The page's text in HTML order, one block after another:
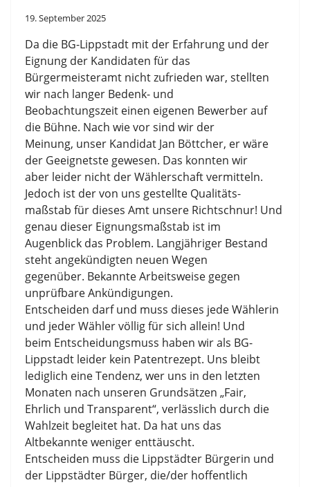
19. September 2025
Da die BG-Lippstadt mit der Erfahrung und der
Eignung der Kandidaten für das
Bürgermeisteramt nicht zufrieden war, stellten
wir nach langer Bedenk- und
Beobachtungszeit einen eigenen Bewerber auf
die Bühne. Nach wie vor sind wir der
Meinung, unser Kandidat Jan Böttcher, er wäre
der Geeignetste gewesen. Das konnten wir
aber leider nicht der Wählerschaft vermitteln.
Jedoch ist der von uns gestellte Qualitäts-
maßstab für dieses Amt unsere Richtschnur! Und
genau dieser Eignungsmaßstab ist im
Augenblick das Problem. Langjähriger Bestand
steht angekündigten neuen Wegen
gegenüber. Bekannte Arbeitsweise gegen
unprüfbare Ankündigungen.
Entscheiden darf und muss dieses jede Wählerin
und jeder Wähler völlig für sich allein! Und
beim Entscheidungsmuss haben wir als BG-
Lippstadt leider kein Patentrezept. Uns bleibt
lediglich eine Tendenz, wer uns in den letzten
Monaten nach unseren Grundsätzen „Fair,
Ehrlich und Transparent“, verlässlich durch die
Wahlzeit begleitet hat. Da hat uns das
Altbekannte weniger enttäuscht.
Entscheiden muss die Lippstädter Bürgerin und
der Lippstädter Bürger, die/der hoffentlich